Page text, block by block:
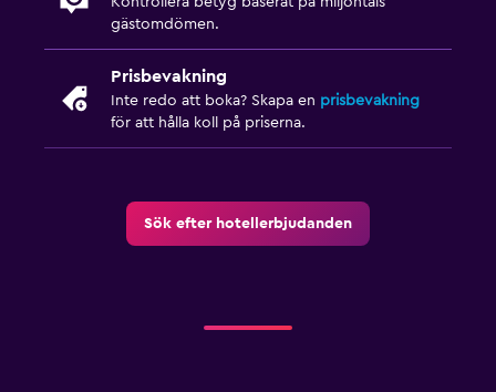
gästomdömen.
Prisbevakning
Inte redo att boka? Skapa en prisbevakning
för att hålla koll på priserna.
Sök efter hotellerbjudanden